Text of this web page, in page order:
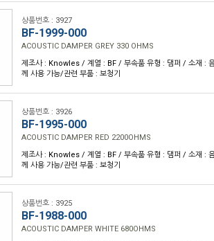
상품번호 : 3927
BF-1999-000
ACOUSTIC DAMPER GREY 330 OHMS
제조사 : Knowles / 계열 : BF / 부속품 유형 : 댐퍼 / 소재 :
께 사용 가능/관련 부품 : 보청기
상품번호 : 3926
BF-1995-000
ACOUSTIC DAMPER RED 2200OHMS
제조사 : Knowles / 계열 : BF / 부속품 유형 : 댐퍼 / 소재 :
께 사용 가능/관련 부품 : 보청기
상품번호 : 3925
BF-1988-000
ACOUSTIC DAMPER WHITE 680OHMS